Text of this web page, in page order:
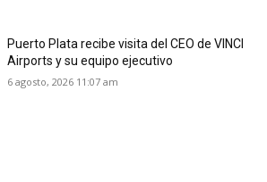
Puerto Plata recibe visita del CEO de VINCI
Airports y su equipo ejecutivo
6 agosto, 2026 11:07 am